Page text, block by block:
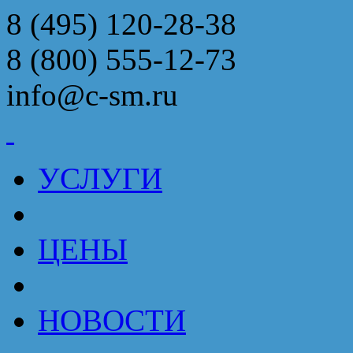
8 (495) 120-28-38
8 (800) 555-12-73
info@c-sm.ru
УСЛУГИ
ЦЕНЫ
НОВОСТИ